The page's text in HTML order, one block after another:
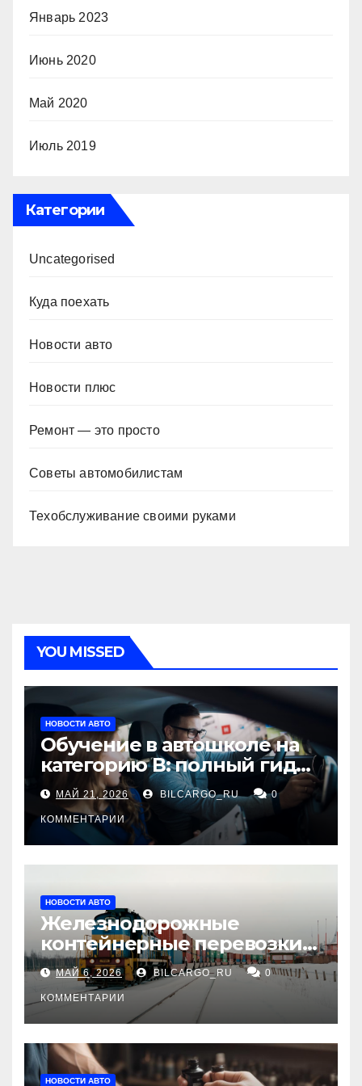
Январь 2023
Июнь 2020
Май 2020
Июль 2019
Категории
Uncategorised
Куда поехать
Новости авто
Новости плюс
Ремонт — это просто
Советы автомобилистам
Техобслуживание своими руками
YOU MISSED
НОВОСТИ АВТО
Обучение в автошколе на
категорию В: полный гид
для будущих водителей
МАЙ 21, 2026 BILCARGO_RU 0
КОММЕНТАРИИ
НОВОСТИ АВТО
Железнодорожные
контейнерные перевозки
из Китая в Россию:
маршруты, сроки и
требования
МАЙ 6, 2026 BILCARGO_RU 0
КОММЕНТАРИИ
НОВОСТИ АВТО